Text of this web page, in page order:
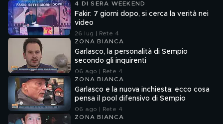
4 DI SERA WEEKEND
Fakir: 7 giorni dopo, si cerca la verità nei
video
26 lug | Rete 4
ZONA BIANCA
Garlasco, la personalità di Sempio
secondo gli inquirenti
06 ago | Rete 4
ZONA BIANCA
Garlasco e la nuova inchiesta: ecco cosa
pensa il pool difensivo di Sempio
06 ago | Rete 4
ZONA BIANCA